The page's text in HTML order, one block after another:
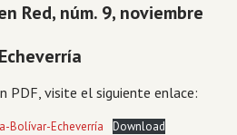
Red, núm. 9, noviembre
PDF, visite el siguiente enlace:
Bolívar-Echeverría Download